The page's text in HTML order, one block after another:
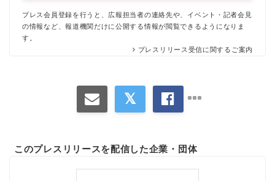
プレス会員登録を行うと、広報担当者の連絡先や、イベント・記者会見
の情報など、報道機関だけに公開する情報が閲覧できるようになりま
す。
プレスリリース受信に関するご案内
このプレスリリースを配信した企業・団体